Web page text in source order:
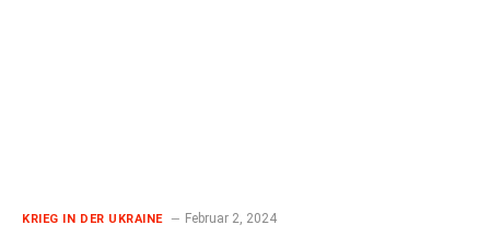
KRIEG IN DER UKRAINE Februar 2, 2024